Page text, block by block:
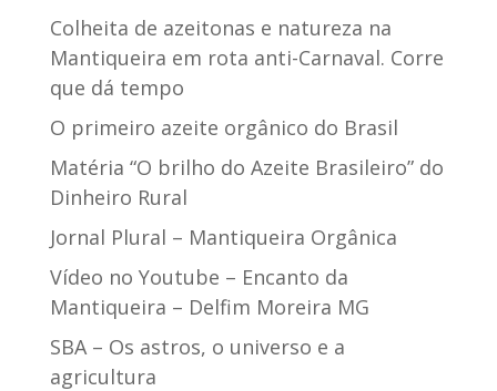
Colheita de azeitonas e natureza na
Mantiqueira em rota anti-Carnaval. Corre
que dá tempo
O primeiro azeite orgânico do Brasil
Matéria “O brilho do Azeite Brasileiro” do
Dinheiro Rural
Jornal Plural – Mantiqueira Orgânica
Vídeo no Youtube – Encanto da
Mantiqueira – Delfim Moreira MG
SBA – Os astros, o universo e a
agricultura